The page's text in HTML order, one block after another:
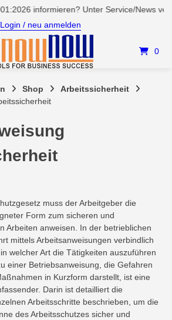
informieren? Unter Service/News
Login / neu anmelden
0
Shop
Arbeitssicherheit
muss der Arbeitgeber die
Form zum sicheren und
Arbeiten anweisen. In der betrieblichen
mittels Arbeitsanweisungen verbindlich
welcher Art die Tätigkeiten auszuführen
einer Betriebsanweisung, die Gefahren
in Kurzform darstellt, ist eine
Darin ist detailliert die
Arbeitsschritte beschrieben, um die
des Arbeitsschutzes sicher und